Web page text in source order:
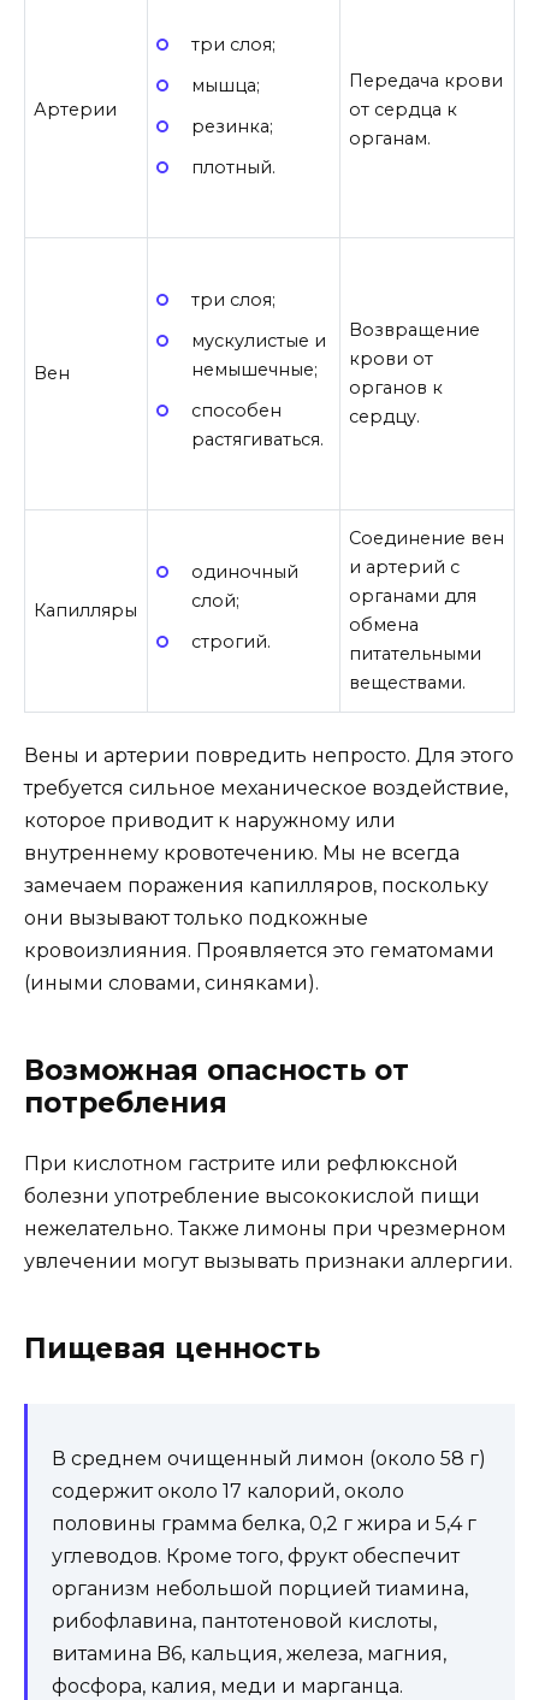
Артерии
три слоя;
мышца;
резинка;
плотный.
Передача крови
от сердца к
органам.
Вен
три слоя;
мускулистые и
немышечные;
способен
растягиваться.
Возвращение
крови от
органов к
сердцу.
Капилляры
одиночный
слой;
строгий.
Соединение вен
и артерий с
органами для
обмена
питательными
веществами.
Вены и артерии повредить непросто. Для этого
требуется сильное механическое воздействие,
которое приводит к наружному или
внутреннему кровотечению. Мы не всегда
замечаем поражения капилляров, поскольку
они вызывают только подкожные
кровоизлияния. Проявляется это гематомами
(иными словами, синяками).
Возможная опасность от
потребления
При кислотном гастрите или рефлюксной
болезни употребление высококислой пищи
нежелательно. Также лимоны при чрезмерном
увлечении могут вызывать признаки аллергии.
Пищевая ценность
В среднем очищенный лимон (около 58 г)
содержит около 17 калорий, около
половины грамма белка, 0,2 г жира и 5,4 г
углеводов. Кроме того, фрукт обеспечит
организм небольшой порцией тиамина,
рибофлавина, пантотеновой кислоты,
витамина B6, кальция, железа, магния,
фосфора, калия, меди и марганца.